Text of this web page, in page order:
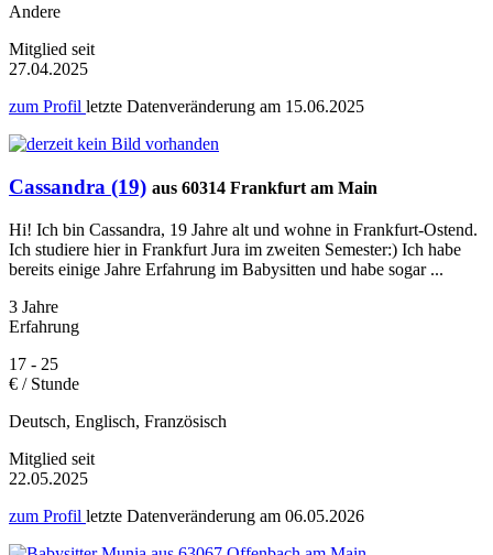
Andere
Mitglied seit
27.04.2025
zum Profil letzte Datenveränderung am 15.06.2025
Cassandra (19) aus 60314 Frankfurt am Main
Hi! Ich bin Cassandra, 19 Jahre alt und wohne in Frankfurt-Ostend.
Ich studiere hier in Frankfurt Jura im zweiten Semester:) Ich habe
bereits einige Jahre Erfahrung im Babysitten und habe sogar ...
3 Jahre
Erfahrung
17 - 25
€ / Stunde
Deutsch, Englisch, Französisch
Mitglied seit
22.05.2025
zum Profil letzte Datenveränderung am 06.05.2026